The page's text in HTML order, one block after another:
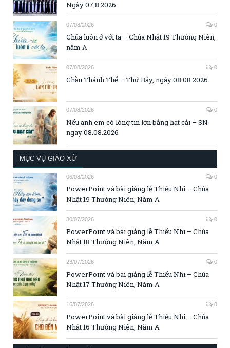
Ngày 07.8.2026
07/08/2026 0
Chúa luôn ở với ta – Chúa Nhật 19 Thường Niên,
năm A
07/08/2026 0
Chầu Thánh Thể – Thứ Bảy, ngày 08.08.2026
07/08/2026 0
Nếu anh em có lòng tin lớn bằng hạt cải – SN
ngày 08.08.2026
MỤC VỤ GIÁO XỨ
06/08/2026 0
PowerPoint và bài giảng lễ Thiếu Nhi – Chúa
Nhật 19 Thường Niên, Năm A
30/07/2026 0
PowerPoint và bài giảng lễ Thiếu Nhi – Chúa
Nhật 18 Thường Niên, Năm A
23/07/2026 0
PowerPoint và bài giảng lễ Thiếu Nhi – Chúa
Nhật 17 Thường Niên, Năm A
16/07/2026 0
PowerPoint và bài giảng lễ Thiếu Nhi – Chúa
Nhật 16 Thường Niên, Năm A